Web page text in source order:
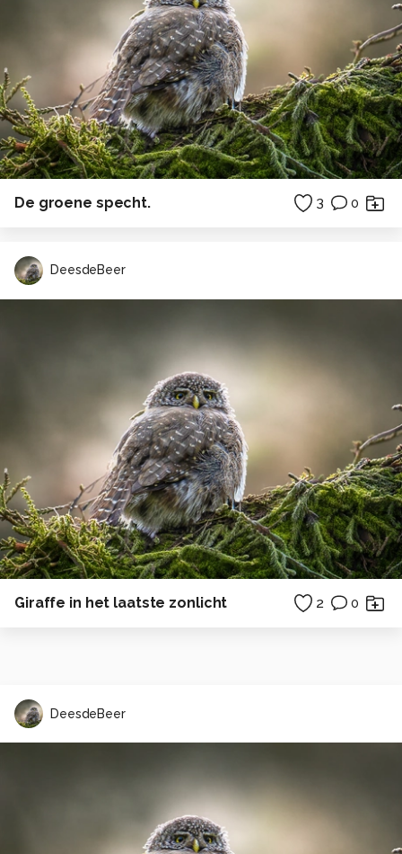
De groene specht. 3 0
DeesdeBeer
Giraffe in het laatste zonlicht 2 0
DeesdeBeer